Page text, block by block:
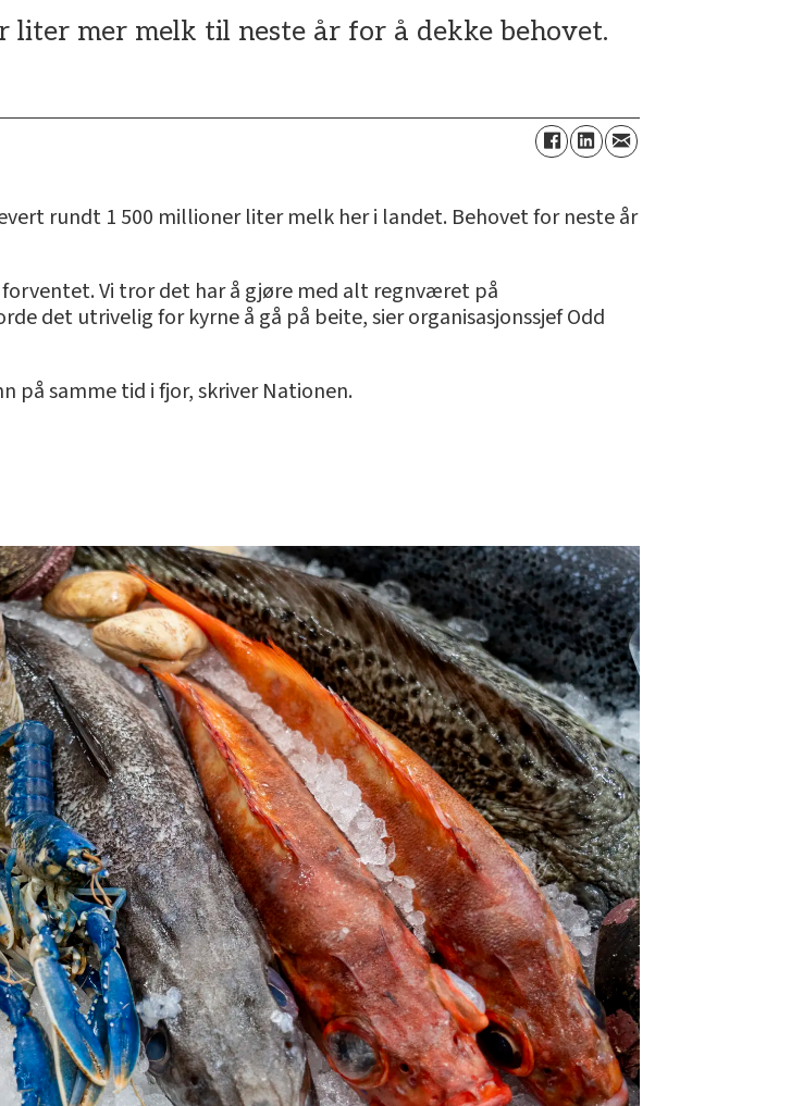
liter mer melk til neste år for å dekke behovet.
rundt 1 500 millioner liter melk her i landet. Behovet for neste år
Vi tror det har å gjøre med alt regnværet på
det utrivelig for kyrne å gå på beite, sier organisasjonssjef Odd
på samme tid i fjor, skriver Nationen.